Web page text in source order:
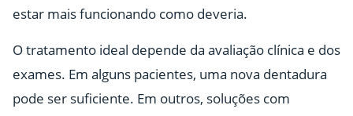
estar mais funcionando como deveria.
O tratamento ideal depende da avaliação clínica e dos
exames. Em alguns pacientes, uma nova dentadura
pode ser suficiente. Em outros, soluções com